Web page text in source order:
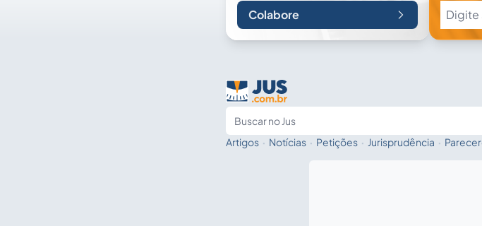
Colabore
Artigos · Notícias · Petições · Jurisprudência ·